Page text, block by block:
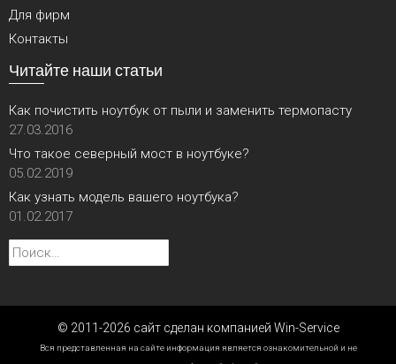
Для фирм
Контакты
Читайте наши статьи
Как почистить ноутбук от пыли и заменить термопасту
27.03.2016
Что такое северный мост в ноутбуке?
05.02.2019
Как узнать модель вашего ноутбука?
01.02.2017
Найти:
© 2011-2026 сайт сделан компанией Win-Service
Вся представленная на сайте информация является ознакомительной и не